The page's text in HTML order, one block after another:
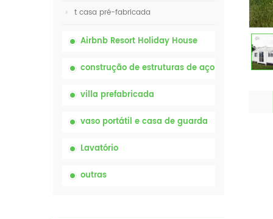
t casa pré-fabricada
Airbnb Resort Holiday House
construção de estruturas de aço
villa prefabricada
vaso portátil e casa de guarda
Lavatório
outras